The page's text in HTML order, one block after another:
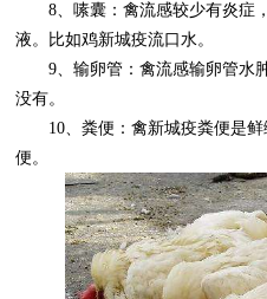
8、嗉囊：禽流感较少有炎症
液。比如鸡新城疫流口水。
9、输卵管：禽流感输卵管水
没有。
10、粪便：禽新城疫粪便是鲜
便。